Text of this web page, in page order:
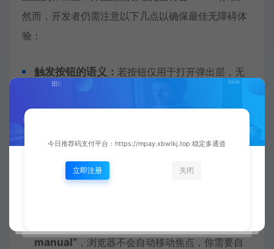
然而，开发者仍需注意以下几点以确保最佳无障碍体
验：
触发按钮的语义： 若按钮仅用于打开弹出层，无
和列表结构，让屏幕阅读器用户快速导航。
manual” ，浏览器不会自动移动焦点，你需要自
今日推荐码支付平台：https://mpay.xbwlkj.top 稳定多通道
立即注册 关闭